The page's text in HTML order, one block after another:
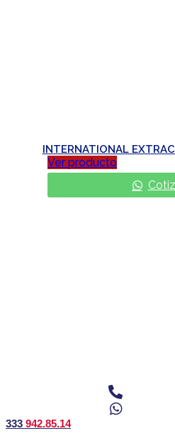
INTERNATIONAL
Ver producto
333 942.85.14